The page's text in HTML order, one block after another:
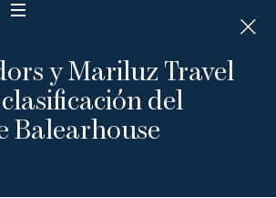
y Mariluz Travel
del
Balearhouse